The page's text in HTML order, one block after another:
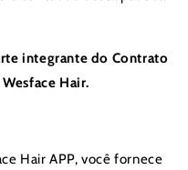
integrante do Contrato
Hair.
Hair APP, você fornece